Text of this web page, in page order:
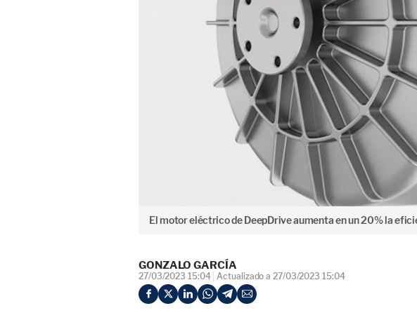
El motor eléctrico de DeepDrive aumenta en un 20% la
GONZALO GARCÍA
27/03/2023 15:04 Actualizado a 27/03/2023 15:04